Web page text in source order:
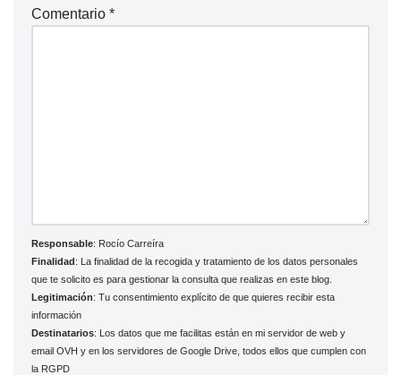
Comentario *
Responsable: Rocío Carreíra
Finalidad: La finalidad de la recogida y tratamiento de los datos personales
que te solicito es para gestionar la consulta que realizas en este blog.
Legitimación: Tu consentimiento explícito de que quieres recibir esta
información
Destinatarios: Los datos que me facilitas están en mi servidor de web y
email OVH y en los servidores de Google Drive , todos ellos que cumplen con
la RGPD